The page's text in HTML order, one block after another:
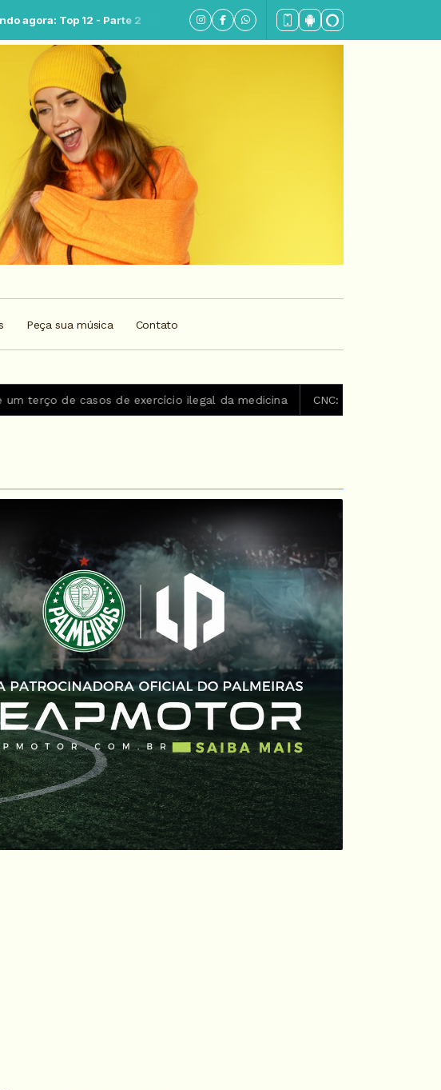
12 - Parte 2
Peça sua música Contato
de exercício ilegal da medicina CNC: endividamento das famílias